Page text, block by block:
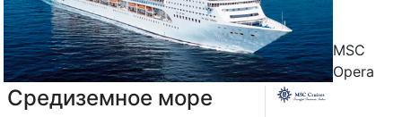
MSC
Opera
Средиземное море